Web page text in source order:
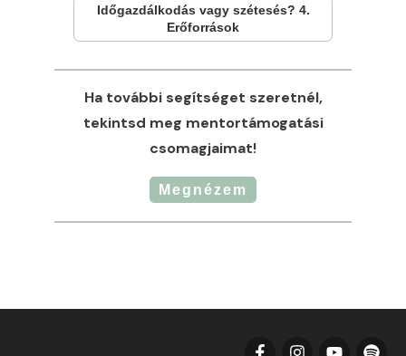
Időgazdálkodás vagy szétesés? 4.
Erőforrások
Ha további segítséget szeretnél,
tekintsd meg mentortámogatási
csomagjaimat!
Megnézem